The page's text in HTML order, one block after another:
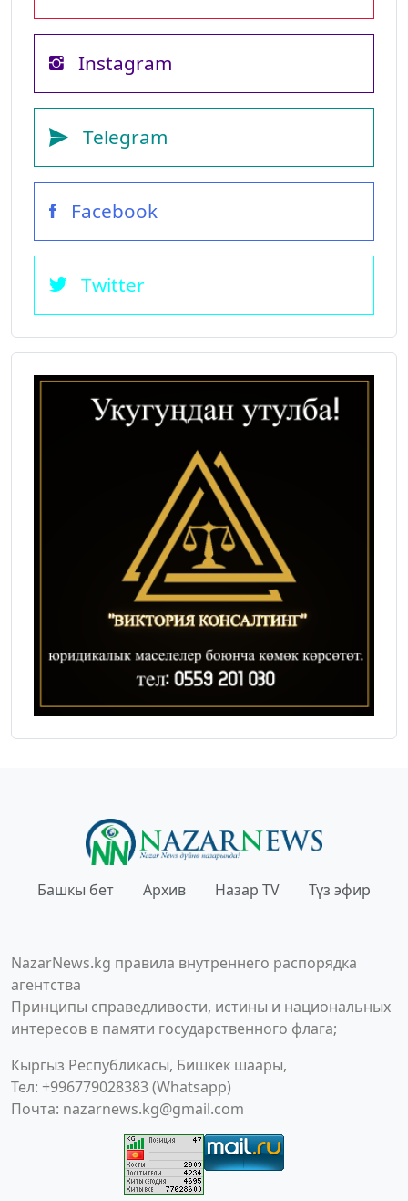
Instagram
Telegram
Facebook
Twitter
Башкы бет Архив Назар TV Түз эфир
NazarNews.kg правила внутреннего распорядка
агентства
Принципы справедливости, истины и национальных
интересов в памяти государственного флага;
Кыргыз Республикасы, Бишкек шаары,
Тел: +996779028383 (Whatsapp)
Почта: nazarnews.kg@gmail.com